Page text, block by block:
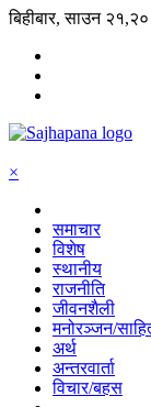
बिहीबार, साउन
×
समाचार
विशेष
स्थानीय
राजनीति
जीवनशैली
मनोरञ्जन/
अर्थ
अन्तरवार्ता
विचार/बहस